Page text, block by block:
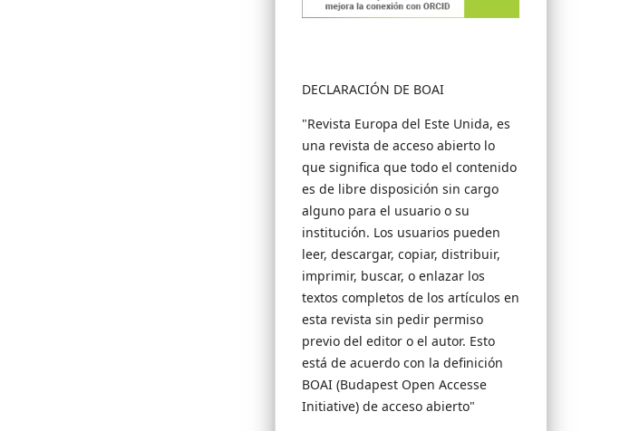
DECLARACIÓN DE BOAI
"Revista Europa del Este Unida, es
una revista de acceso abierto lo
que significa que todo el contenido
es de libre disposición sin cargo
alguno para el usuario o su
institución. Los usuarios pueden
leer, descargar, copiar, distribuir,
imprimir, buscar, o enlazar los
textos completos de los artículos en
esta revista sin pedir permiso
previo del editor o el autor. Esto
está de acuerdo con la definición
BOAI (Budapest Open Accesse
Initiative) de acceso abierto"